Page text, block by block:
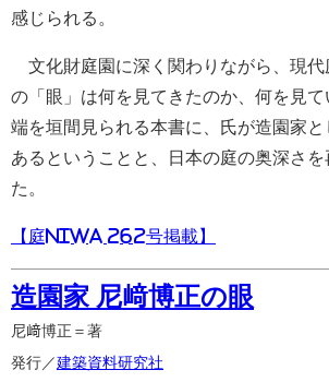
感じられる。
文化財庭園に深く関わりながら、現代
の「眼」は何を見てきたのか、何を見
端を垣間見られる本書に、氏が造園家
あるということと、日本の庭の奥深さを
た。
【庭NIWA 262号掲載】
造園家 尼﨑博正の眼
尼﨑博正＝著
発行／建築資料研究社